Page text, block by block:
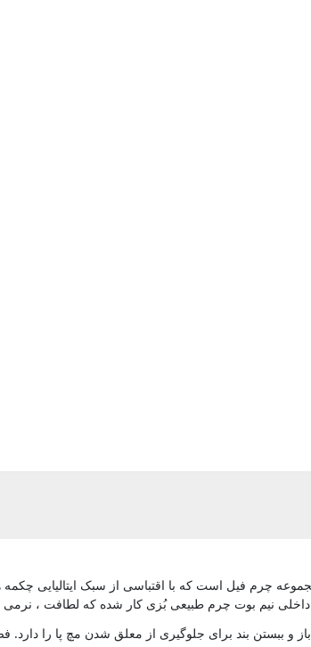
طراحی ترند نیم بوت 2023 ، مجموعه چرم فیل است که با اقتباسی از
نیم بوت چرم طبیعی بُزی کار شده که لطافت ، نرمی
اما قابلیت باز و ببستن بند برای جلوگیری از معلق شدن